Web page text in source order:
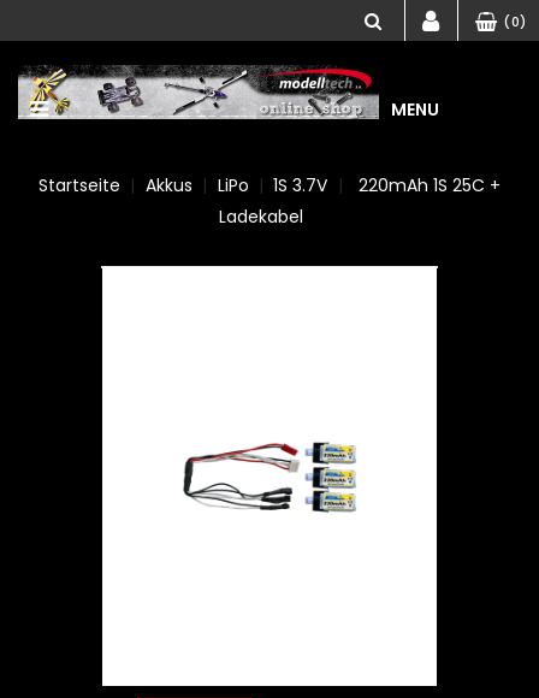
(0)
MENU
Startseite Akkus LiPo 1S 3.7V
220mAh 1S 25C +
Ladekabel